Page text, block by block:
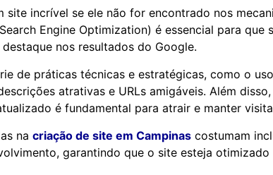
site incrível se ele não for encontrado nos
Engine Optimization) é essencial para que
nos resultados do Google.
de práticas técnicas e estratégicas, como o
atrativas e URLs amigáveis. Além
é fundamental para atrair e manter
na criação de site em Campinas costumam
garantindo que o site esteja otimizado